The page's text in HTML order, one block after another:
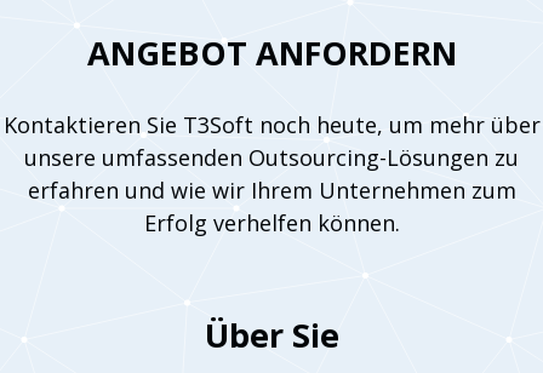
ANGEBOT ANFORDERN
Kontaktieren Sie T3Soft noch heute, um mehr über
unsere umfassenden Outsourcing-Lösungen zu
erfahren und wie wir Ihrem Unternehmen zum
Erfolg verhelfen können.
Über Sie